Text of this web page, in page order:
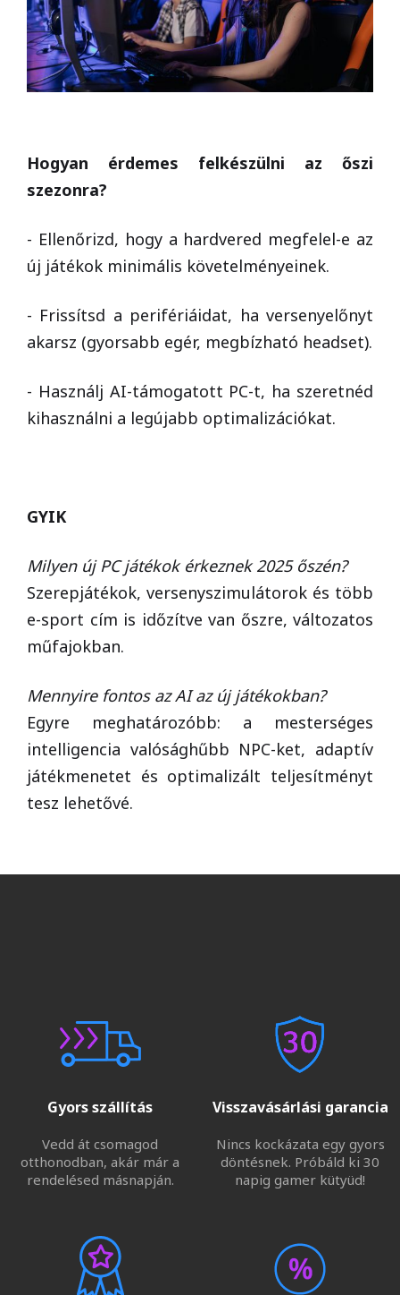
Hogyan érdemes felkészülni az őszi
szezonra?
- Ellenőrizd, hogy a hardvered megfelel-e az
új játékok minimális követelményeinek.
- Frissítsd a perifériáidat, ha versenyelőnyt
akarsz (gyorsabb egér, megbízható headset).
- Használj AI-támogatott PC-t, ha szeretnéd
kihasználni a legújabb optimalizációkat.
GYIK
Milyen új PC játékok érkeznek 2025 őszén?
Szerepjátékok, versenyszimulátorok és több
e-sport cím is időzítve van őszre, változatos
műfajokban.
Mennyire fontos az AI az új játékokban?
Egyre meghatározóbb: a mesterséges
intelligencia valósághűbb NPC-ket, adaptív
játékmenetet és optimalizált teljesítményt
tesz lehetővé.
Gyors szállítás
Vedd át csomagod
otthonodban, akár már a
rendelésed másnapján.
Visszavásárlási garancia
Nincs kockázata egy gyors
döntésnek. Próbáld ki 30
napig gamer kütyüd!